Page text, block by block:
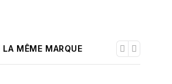
MÊME MARQUE